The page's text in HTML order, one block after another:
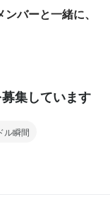
バーと一緒に、
集しています
ル瞬間